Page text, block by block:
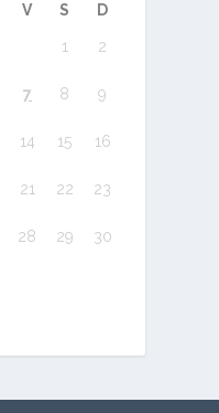
V S D
1 2
7 8 9
14 15 16
21 22 23
28 29 30